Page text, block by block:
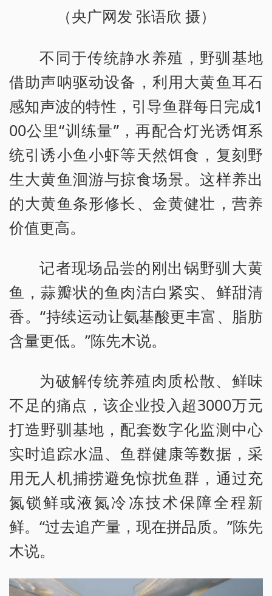
（央广网发 张语欣 摄）
不同于传统静水养殖，野驯基地
借助声呐驱动设备，利用大黄鱼耳石
感知声波的特性，引导鱼群每日完成1
00公里“训练量”，再配合灯光诱饵系
统引诱小鱼小虾等天然饵食，复刻野
生大黄鱼洄游与掠食场景。这样养出
的大黄鱼条形修长、金黄健壮，营养
价值更高。
记者现场品尝的刚出锅野驯大黄
鱼，蒜瓣状的鱼肉洁白紧实、鲜甜清
香。“持续运动让氨基酸更丰富、脂肪
含量更低。”陈先木说。
为破解传统养殖肉质松散、鲜味
不足的痛点，该企业投入超3000万元
打造野驯基地，配套数字化监测中心
实时追踪水温、鱼群健康等数据，采
用无人机捕捞避免惊扰鱼群，通过充
氮锁鲜或液氮冷冻技术保障全程新
鲜。“过去追产量，现在拼品质。”陈先
木说。